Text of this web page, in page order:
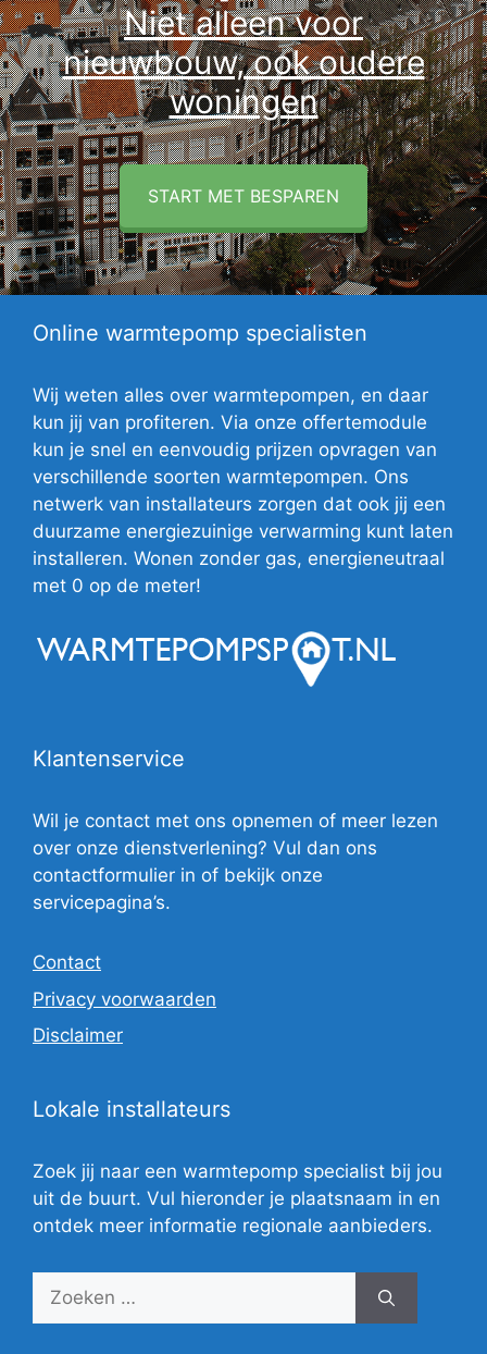
Niet alleen voor
nieuwbouw, ook oudere
woningen
START MET BESPAREN
Online warmtepomp specialisten
Wij weten alles over warmtepompen, en daar
kun jij van profiteren. Via onze offertemodule
kun je snel en eenvoudig prijzen opvragen van
verschillende soorten warmtepompen. Ons
netwerk van installateurs zorgen dat ook jij een
duurzame energiezuinige verwarming kunt laten
installeren. Wonen zonder gas, energieneutraal
met 0 op de meter!
Klantenservice
Wil je contact met ons opnemen of meer lezen
over onze dienstverlening? Vul dan ons
contactformulier in of bekijk onze
servicepagina’s.
Contact
Privacy voorwaarden
Disclaimer
Lokale installateurs
Zoek jij naar een warmtepomp specialist bij jou
uit de buurt. Vul hieronder je plaatsnaam in en
ontdek meer informatie regionale aanbieders.
Zoek